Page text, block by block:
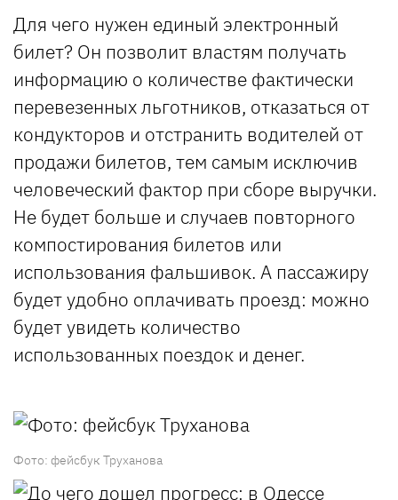
Для чего нужен единый электронный
билет? Он позволит властям получать
информацию о количестве фактически
перевезенных льготников, отказаться от
кондукторов и отстранить водителей от
продажи билетов, тем самым исключив
человеческий фактор при сборе выручки.
Не будет больше и случаев повторного
компостирования билетов или
использования фальшивок. А пассажиру
будет удобно оплачивать проезд: можно
будет увидеть количество
использованных поездок и денег.
Фото: фейсбук Труханова